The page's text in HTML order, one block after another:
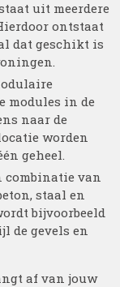
uit meerdere
ontstaat
dat geschikt is
modules in de
naar de
worden
geheel.
combinatie van
staal en
bijvoorbeeld
de gevels en
af van jouw